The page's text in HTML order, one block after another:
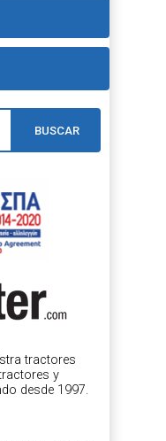
BUSCAR
tractores
y
desde 1997.